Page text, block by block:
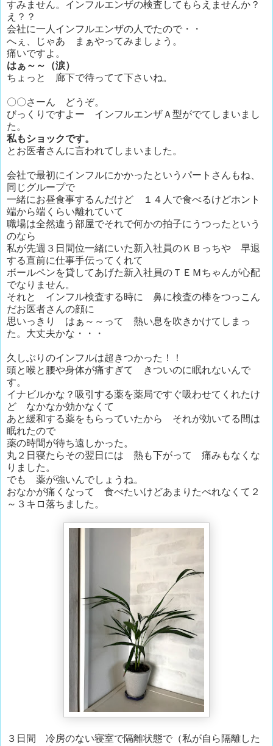
すみません。インフルエンザの検査してもらえませんか？
え？？
会社に一人インフルエンザの人でたので・・
へぇ、じゃあ まぁやってみましょう。
痛いですよ。
はぁ～～（涙）
ちょっと 廊下で待ってて下さいね。
〇〇さーん どうぞ。
びっくりですよー インフルエンザＡ型がでてしまいまし
た。
私もショックです。
とお医者さんに言われてしまいました。
会社で最初にインフルにかかったというパートさんもね、
同じグループで
一緒にお昼食事するんだけど １４人で食べるけどホント
端から端くらい離れていて
職場は全然違う部屋でそれで何かの拍子にうつったという
のなら
私が先週３日間位一緒にいた新入社員のＫＢっちや 早退
する直前に仕事手伝ってくれて
ボールペンを貸してあげた新入社員のＴＥＭちゃんが心配
でなりません。
それと インフル検査する時に 鼻に検査の棒をつっこん
だお医者さんの顔に
思いっきり はぁ～～って 熱い息を吹きかけてしまっ
た。大丈夫かな・・・
久しぶりのインフルは超きつかった！！
頭と喉と腰や身体が痛すぎて きついのに眠れないんで
す。
イナビルかな？吸引する薬を薬局ですぐ吸わせてくれたけ
ど なかなか効かなくて
あと緩和する薬をもらっていたから それが効いてる間は
眠れたので
薬の時間が待ち遠しかった。
丸２日寝たらその翌日には 熱も下がって 痛みもなくな
りました。
でも 薬が強いんでしょうね。
おなかが痛くなって 食べたいけどあまりたべれなくて２
～３キロ落ちました。
３日間 冷房のない寝室で隔離状態で（私が自ら隔離した